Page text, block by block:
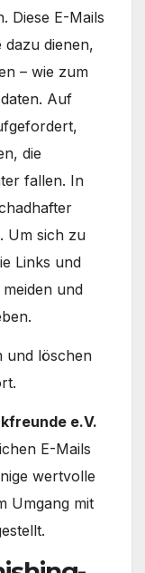
Diese E-Mails
dazu dienen,
– wie zum
Auf
die
fallen. In
Um sich zu
Links und
und
und löschen
e.V.
E-Mails
wertvolle
Umgang mit